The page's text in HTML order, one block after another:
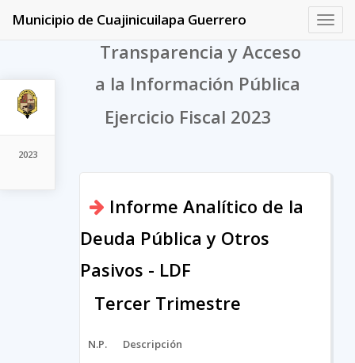
2023
Municipio de Cuajinicuilapa Guerrero
Transparencia y Acceso
a la Información Pública
Ejercicio Fiscal 2023
Informe Analítico de la
Deuda Pública y Otros
Pasivos - LDF
Tercer Trimestre
N.P. Descripción